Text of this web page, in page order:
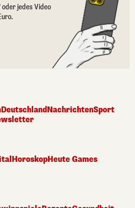
oder jedes Video
DeutschlandNachrichtenSport
HoroskopHeute Games